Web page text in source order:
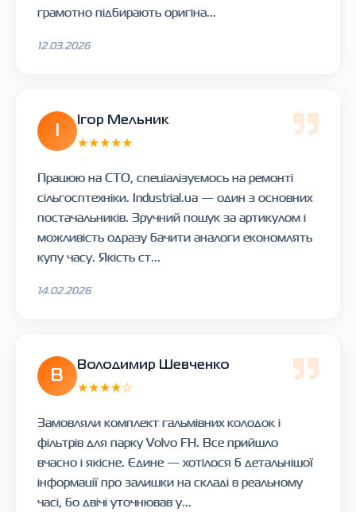
грамотно підбирають оригіна...
12.03.2026
Ігор Мельник
★★★★★
Працюю на СТО, спеціалізуємось на ремонті
сільгосптехніки. Industrial.ua — один з основних
постачальників. Зручний пошук за артикулом і
можливість одразу бачити аналоги економлять
купу часу. Якість ст...
14.02.2026
В
Володимир Шевченко
★★★★☆
Замовляли комплект гальмівних колодок і
фільтрів для парку Volvo FH. Все прийшло
вчасно і якісне. Єдине — хотілося б детальнішої
інформації про залишки на складі в реальному
часі, бо двічі уточнював у...